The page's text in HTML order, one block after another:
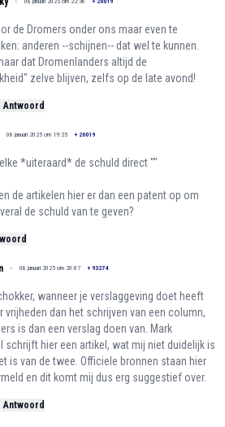
de Dromers onder ons maar even te
anderen --schijnen-- dat wel te kunnen.
dat Dromenlanders altijd de
zelve blijven, zelfs op de late avond!
Antwoord
08 januari 2025 om 19:25 + 20019
*uiteraard* de schuld direct ""
de artikelen hier er dan een patent op om
de schuld van te geven?
08 januari 2025 om 20:07 + 93274
wanneer je verslaggeving doet heeft
vrijheden dan het schrijven van een column,
is dan een verslag doen van. Mark
schrijft hier een artikel, wat mij niet duidelijk is
is van de twee. Officiele bronnen staan hier
en dit komt mij dus erg suggestief over.
Antwoord